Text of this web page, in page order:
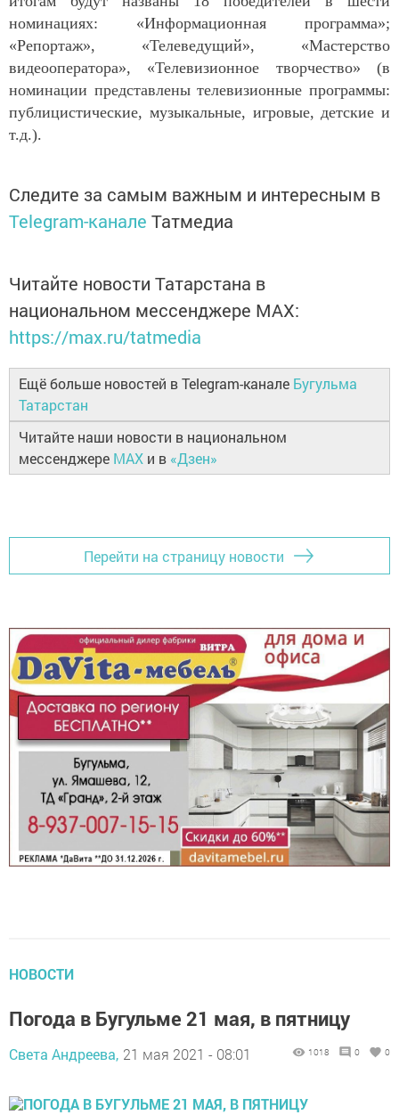
номинациях: «Информационная программа»;
«Репортаж», «Телеведущий», «Мастерство
видеооператора», «Телевизионное творчество» (в
номинации представлены телевизионные программы:
публицистические, музыкальные, игровые, детские и
т.д.).
Следите за самым важным и интересным в
Telegram-канале Татмедиа
Читайте новости Татарстана в
национальном мессенджере MАХ:
https://max.ru/tatmedia
Ещё больше новостей в Telegram-канале Бугульма
Татарстан
Читайте наши новости в национальном
мессенджере MAX и в «Дзен»
Перейти на страницу новости
НОВОСТИ
Погода в Бугульме 21 мая, в пятницу
Света Андреева, 21 мая 2021 - 08:01 1018 0 0